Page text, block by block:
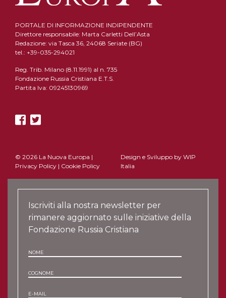
PORTALE DI INFORMAZIONE INDIPENDENTE
Direttore responsabile: Marta Carletti Dell’Asta
Redazione: via Tasca 36, 24068 Seriate (BG)
tel.: +39-035-294021
Reg. Trib. Milano (8.11.1991) al n. 735
Fondazione Russia Cristiana E.T.S.
Partita Iva: 09245130969
© 2026 La Nuova Europa |
Privacy Policy | Cookie Policy
Design e Sviluppo by WIP
Italia
Iscriviti alla nostra newsletter per
rimanere aggiornato sulle iniziative della
Fondazione Russia Cristiana
NOME
COGNOME
E-MAIL